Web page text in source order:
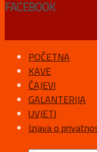
FACEBOOK
POČETNA
KAVE
ČAJEVI
GALANTERIJA
UVJETI
Izjava o